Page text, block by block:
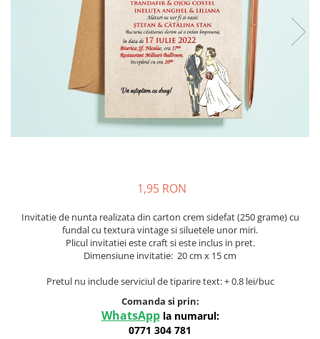
Meniuri & nr de BOTEZ
Plicuri si cartoane pentru INVITATII
TAVA pentru MOT
Cruciulite de BOTEZ
Baloane & decoratiuni BOTEZ
Pahare Miri & Nasi
Cocarde nunta
Inmormatare/pomana
Meniuri pentru NUNTA
1,95 RON
Invitatie de nunta realizata din carton crem sidefat (250 grame) cu
fundal cu textura vintage si siluetele unor miri.
Plicul invitatiei este craft si este inclus in pret.
Dimensiune invitatie: 20 cm x 15 cm
Pretul nu include serviciul de tiparire text: + 0.8 lei/buc
Comanda si prin:
WhatsApp la numarul:
0771 304 781